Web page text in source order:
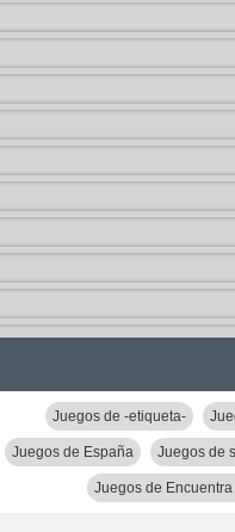
Juegos de -etiqueta-
Juegos de España Juegos de
Juegos de